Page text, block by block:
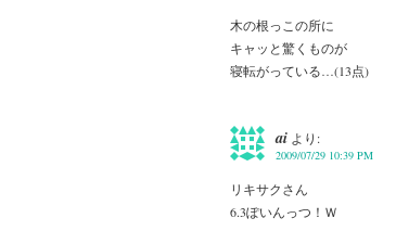
木の根っこの所に
キャッと驚くものが
寝転がっている…(13点)
ai より:
2009/07/29 10:39 PM
リキサクさん
6.3ぽいんっつ！Ｗ